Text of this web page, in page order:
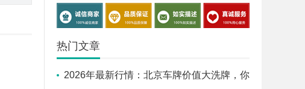
热门文章
2026年最新行情：北京车牌价值大洗牌，你